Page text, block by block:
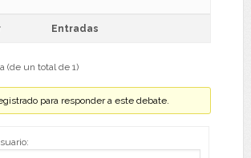
Entradas
(de un total de 1)
para responder a este debate.